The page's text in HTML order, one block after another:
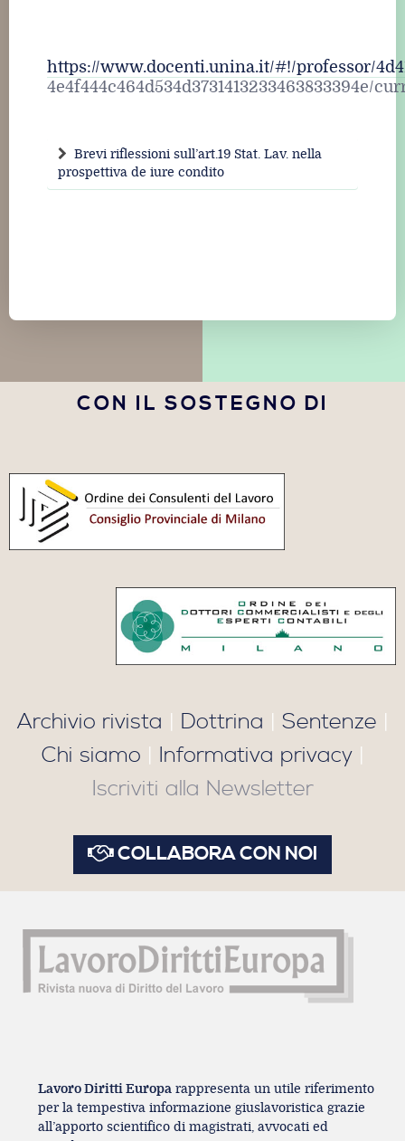
https://www.docenti.unina.it/#!/professor/
4e4f444c464d534d3731413233463833394e/
Brevi riflessioni sull’art.19 Stat. Lav. nella
prospettiva de iure condito
CON IL SOSTEGNO DI
Archivio rivista | Dottrina | Sentenze |
Chi siamo | Informativa privacy|
Iscriviti alla Newsletter
COLLABORA CON NOI
Lavoro Diritti Europa rappresenta un utile riferimento
per la tempestiva informazione giuslavoristica grazie
all’apporto scientifico di magistrati, avvocati ed